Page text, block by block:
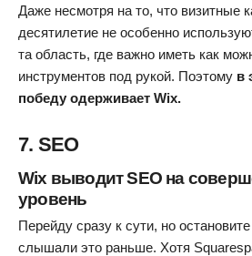
Даже несмотря на то, что визитные
десятилетие не особенно
та область, где важно иметь как
инструментов под рукой. Поэтому в
победу одерживает Wix.
7. SEO
Wix выводит SEO на
уровень
Перейду сразу к сути, но
слышали это раньше. Хотя